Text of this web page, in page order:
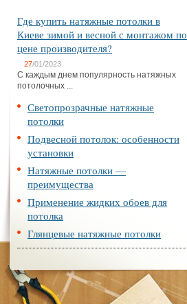
Где купить натяжные потолки в
Киеве зимой и весной с монтажом по
цене производителя?
27/01/2023
С каждым днем популярность натяжных
потолочных ...
Светопрозрачные натяжные
потолки
Подвесной потолок: особенности
установки
Натяжные потолки —
преимущества
Применение жидких обоев для
потолка
Глянцевые натяжные потолки